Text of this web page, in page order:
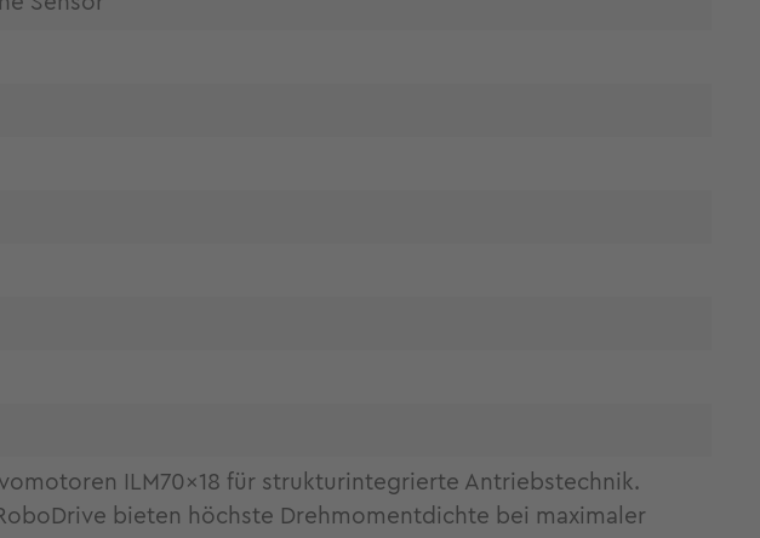
ILM70x18 für strukturintegrierte Antriebstechnik.
bieten höchste Drehmomentdichte bei maximaler